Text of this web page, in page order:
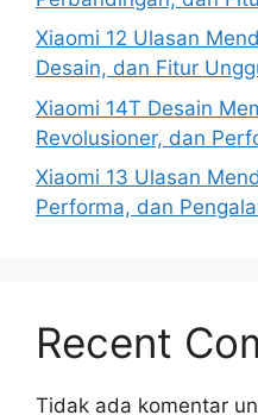
Xiaomi 12 Ulasan
Desain, dan Fitur
Xiaomi 14T Desain
Revolusioner, dan
Xiaomi 13 Ulasan
Performa, dan
Recent
Tidak ada komentar